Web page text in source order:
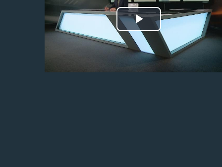
Odtwórz
wideo